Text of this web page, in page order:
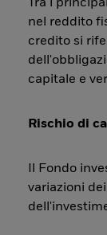
Tra i
nel reddito
credito si
capitale e
Rischio di
Il Fondo
variazioni